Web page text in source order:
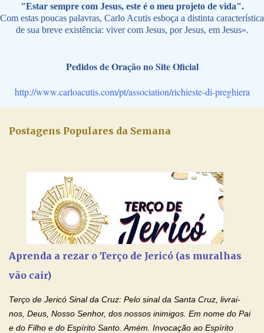
"Estar sempre com Jesus, este é o meu projeto de vida".
Com estas poucas palavras, Carlo Acutis esboça a distinta característica
de sua breve existência: viver com Jesus, por Jesus, em Jesus».
Pedidos de Oração no Site Oficial
http://www.carloacutis.com/pt/association/richieste-di-preghiera
Postagens Populares da Semana
Aprenda a rezar o Terço de Jericó (as muralhas
vão cair)
Terço de Jericó Sinal da Cruz: Pelo sinal da Santa Cruz, livrai-
nos, Deus, Nosso Senhor, dos nossos inimigos. Em nome do Pai
e do Filho e do Espírito Santo. Amém. Invocação ao Espírito